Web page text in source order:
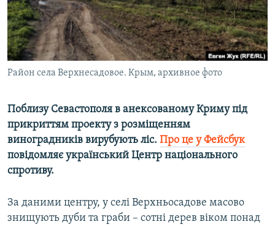
ВІДЕОУРОКИ «ELIFBE»
СВІДЧЕННЯ ОКУПАЦІЇ
УКРАЇНСЬКА ПРОБЛЕМА КРИМУ
ІНФОГРАФІКА
Русский
Qırımtatar
ДОЛУЧАЙСЯ!
Усі сайти RFE/RL
Район села Верхнесадовое. Крым, архивное фото
Поблизу Севастополя в анексованому Криму під
прикриттям проекту з розміщенням
виноградників вирубують ліс. Про це у Фейсбук
повідомляє український Центр національного
спротиву.
За даними центру, у селі Верхньосадове масово
знищують дуби та граби – сотні дерев віком понад